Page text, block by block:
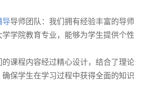
导导师团队：我们拥有经验丰富的导师
学院教育专业，能够为学生提供个性
课程内容经过精心设计，结合了理论
保学生在学习过程中获得全面的知识